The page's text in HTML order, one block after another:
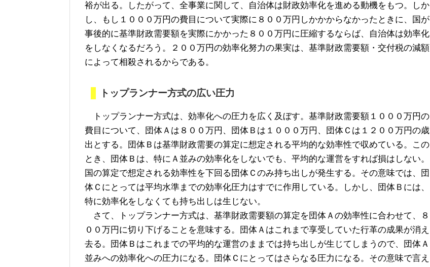
裕が出る。したがって、全事業に関して、自治体は財政効率化を進める動機をもつ。しか
し、もし１０００万円の費目について実際に８００万円しかかからなかったときに、国が
事後的に基準財政需要額を実際にかかった８００万円に圧縮するならば、自治体は効率化
をしなくなるだろう。２００万円の効率化努力の果実は、基準財政需要額・交付税の減額
によって相殺されるからである。
トップランナー方式の広い圧力
トップランナー方式は、効率化への圧力を広く及ぼす。基準財政需要額１０００万円の
費目について、団体Ａは８００万円、団体Ｂは１０００万円、団体Ｃは１２００万円の歳
出とする。団体Ｂは基準財政需要の算定に想定される平均的な効率性で収めている。この
とき、団体Ｂは、特にＡ並みの効率化をしないでも、平均的な運営をすれば損はしない。
国の算定で想定される効率性を下回る団体Ｃのみ持ち出しが発生する。その意味では、団
体Ｃにとっては平均水準までの効率化圧力はすでに作用している。しかし、団体Ｂには、
特に効率化をしなくても持ち出しは生じない。
さて、トップランナー方式は、基準財政需要額の算定を団体Ａの効率性に合わせて、８
００万円に切り下げることを意味する。団体Ａはこれまで享受していた行革の成果が消え
去る。団体Ｂはこれまでの平均的な運営のままでは持ち出しが生じてしまうので、団体Ａ
並みへの効率化への圧力になる。団体Ｃにとってはさらなる圧力になる。その意味で言え